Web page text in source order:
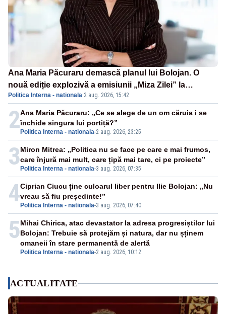
Ana Maria Păcuraru demască planul lui Bolojan. O
nouă ediție explozivă a emisiunii „Miza Zilei” la
Realitatea PLUS
Politica Interna - nationala·2 aug. 2026, 15:42
2 Politica Interna - nationala-2 aug. 2026, 23:25
Ana Maria Păcuraru: „Ce se alege de un om căruia i se
închide singura lui portiță?”
3 Politica Interna - nationala-3 aug. 2026, 07:35
Miron Mitrea: „Politica nu se face pe care e mai frumos,
care înjură mai mult, care țipă mai tare, ci pe proiecte”
4 Politica Interna - nationala-3 aug. 2026, 07:40
Ciprian Ciucu ține culoarul liber pentru Ilie Bolojan: „Nu
vreau să fiu președinte!”
5
Politica Interna - nationala-2 aug. 2026, 10:12
Mihai Chirica, atac devastator la adresa progresiștilor lui
Bolojan: Trebuie să protejăm și natura, dar nu șținem
omaneii în stare permanentă de alertă
ACTUALITATE